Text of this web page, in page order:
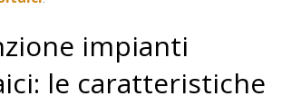
impianti
le caratteristiche